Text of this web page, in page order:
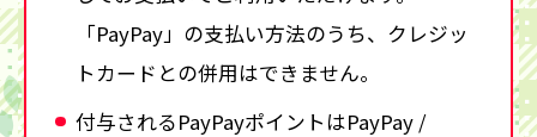
「PayPay」の支払い方法のうち、クレジッ
トカードとの併用はできません。
付与されるPayPayポイントはPayPay /